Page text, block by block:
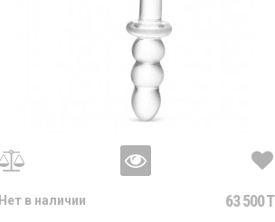
Нет в наличии 63 500 T